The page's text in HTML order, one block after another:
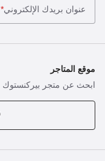
عنوان بريدك الإلكتروني*
موقع المتاجر
ابحث عن متجر بيركنستوك